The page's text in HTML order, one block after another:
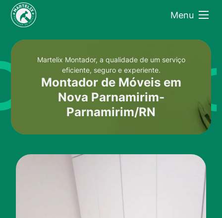
Menu
Martelix Montador, a qualidade de um serviço
eficiente, seguro e experiente.
Montador de Móveis em
Nova Parnamirim-
Parnamirim/RN